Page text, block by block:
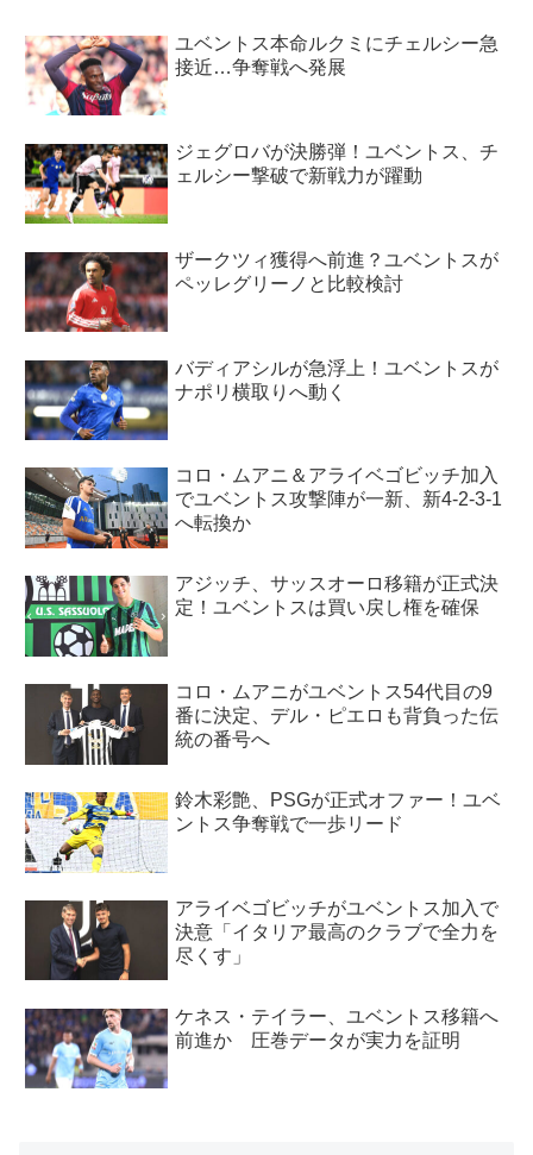
ユベントス本命ルクミにチェルシー急
接近…争奪戦へ発展
ジェグロバが決勝弾！ユベントス、チ
ェルシー撃破で新戦力が躍動
ザークツィ獲得へ前進？ユベントスが
ペッレグリーノと比較検討
バディアシルが急浮上！ユベントスが
ナポリ横取りへ動く
コロ・ムアニ＆アライベゴビッチ加入
でユベントス攻撃陣が一新、新4-2-3-1
へ転換か
アジッチ、サッスオーロ移籍が正式決
定！ユベントスは買い戻し権を確保
コロ・ムアニがユベントス54代目の9
番に決定、デル・ピエロも背負った伝
統の番号へ
鈴木彩艶、PSGが正式オファー！ユベ
ントス争奪戦で一歩リード
アライベゴビッチがユベントス加入で
決意「イタリア最高のクラブで全力を
尽くす」
ケネス・テイラー、ユベントス移籍へ
前進か 圧巻データが実力を証明